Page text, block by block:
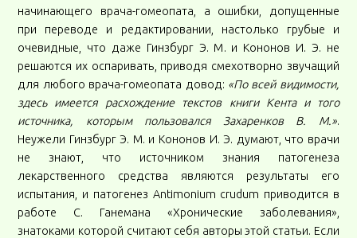
начинающего врача-гомеопата, а ошибки, допущенные
при переводе и редактировании, настолько грубые и
очевидные, что даже Гинзбург Э. М. и Кононов И. Э. не
решаются их оспаривать, приводя смехотворно звучащий
для любого врача-гомеопата довод: «По всей видимости,
здесь имеется расхождение текстов книги Кента и того
источника, которым пользовался Захаренков В. М.».
Неужели Гинзбург Э. М. и Кононов И. Э. думают, что врачи
не знают, что источником знания патогенеза
лекарственного средства являются результаты его
испытания, и патогенез Antimonium crudum приводится в
работе С. Ганемана «Хронические заболевания»,
знатоками которой считают себя авторы этой статьи. Если